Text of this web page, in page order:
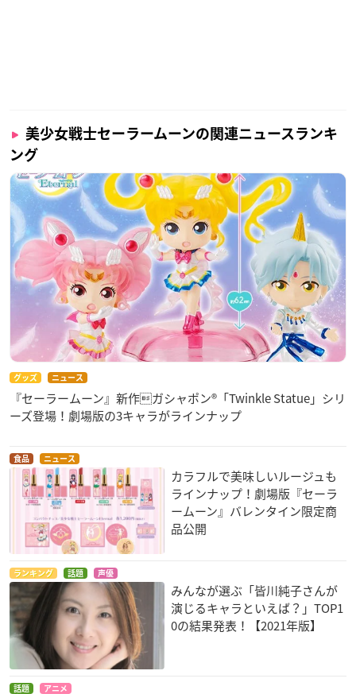
美少女戦士セーラームーンの関連ニュースランキ
ング
グッズ ニュース
『セーラームーン』新作ガシャポン®「Twinkle Statue」シリ
ーズ登場！劇場版の3キャラがラインナップ
食品 ニュース
カラフルで美味しいルージュも
ラインナップ！劇場版『セーラ
ームーン』バレンタイン限定商
品公開
ランキング 話題 声優
みんなが選ぶ「皆川純子さんが
演じるキャラといえば？」TOP1
0の結果発表！【2021年版】
話題 アニメ